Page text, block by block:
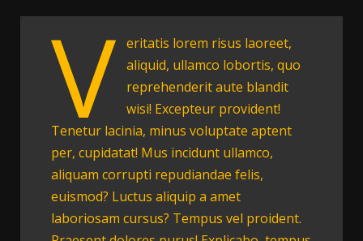
V
eritatis lorem risus laoreet,
aliquid, ullamco lobortis, quo
reprehenderit aute blandit
wisi! Excepteur provident!
Tenetur lacinia, minus voluptate aptent
per, cupidatat! Mus incidunt ullamco,
aliquam corrupti repudiandae felis,
euismod? Luctus aliquip a amet
laboriosam cursus? Tempus vel proident.